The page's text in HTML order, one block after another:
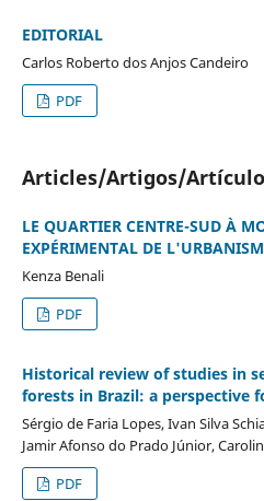
EDITORIAL
Carlos Roberto dos Anjos Candeiro
PDF
Articles/Artigos/
LE QUARTIER CENTRE-SUD À
EXPÉRIMENTAL DE
Kenza Benali
PDF
Historical review of studies in
forests in Brazil: a perspective
Sérgio de Faria Lopes, Ivan Silva
Jamir Afonso do Prado Júnior,
PDF